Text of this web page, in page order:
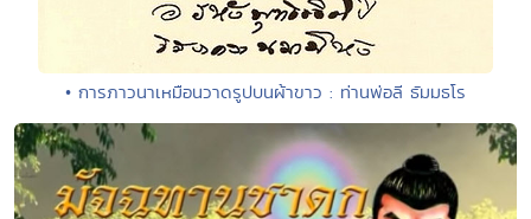
• การภาวนาเหมือนวาดรูปบนผ้าขาว : ท่านพ่อลี ธัมมธโร